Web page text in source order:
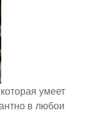
умеет
в любои